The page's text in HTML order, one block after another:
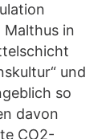
in
und
so
davon
CO2-